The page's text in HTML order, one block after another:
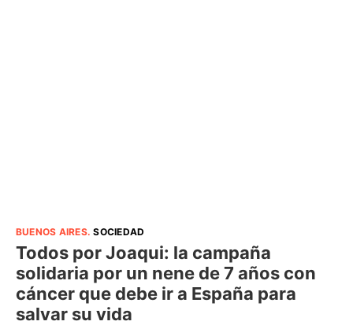
BUENOS AIRES.SOCIEDAD
Todos por Joaqui: la campaña
solidaria por un nene de 7 años con
cáncer que debe ir a España para
salvar su vida